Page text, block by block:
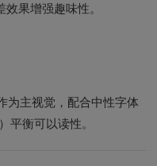
果增强趣味性。
为主视觉，配合中性字体
）平衡可以读性。